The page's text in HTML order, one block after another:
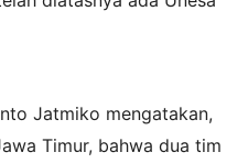
Jatmiko mengatakan,
Timur, bahwa dua tim